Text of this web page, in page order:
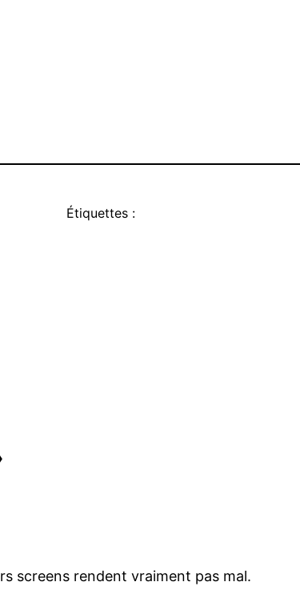
Étiquettes :
screens rendent vraiment pas mal.